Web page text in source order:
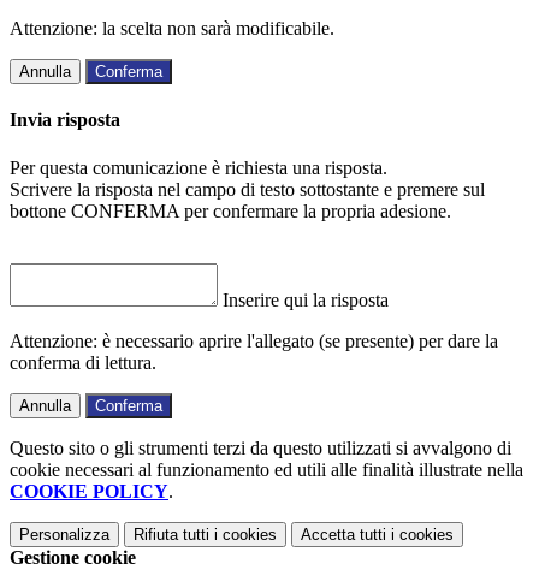
Attenzione: la scelta non sarà modificabile.
Annulla Conferma
Invia risposta
Per questa comunicazione è richiesta una risposta.
Scrivere la risposta nel campo di testo sottostante e premere sul
bottone CONFERMA per confermare la propria adesione.
Inserire qui la risposta
Attenzione: è necessario aprire l'allegato (se presente) per dare la
conferma di lettura.
Annulla Conferma
Questo sito o gli strumenti terzi da questo utilizzati si avvalgono di
cookie necessari al funzionamento ed utili alle finalità illustrate nella
COOKIE POLICY.
Personalizza Rifiuta tutti i cookies Accetta tutti i cookies
Gestione cookie